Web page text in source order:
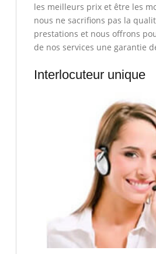
les meilleurs prix et être les
nous ne sacrifions pas la
prestations et nous offrons
de nos services une garantie
Interlocuteur unique